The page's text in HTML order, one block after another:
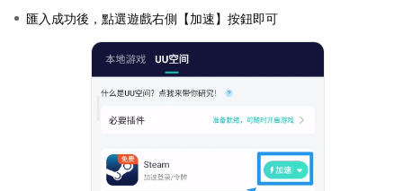
匯入成功後，點選遊戲右側【加速】按鈕即可